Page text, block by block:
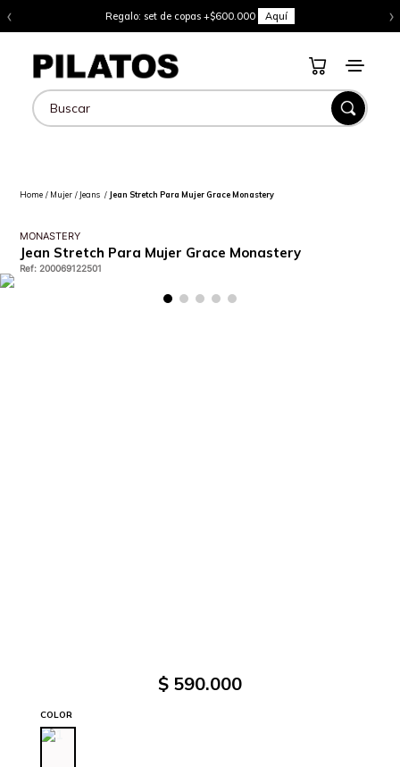
‹ Regalo: set de copas +$600.000 Aquí ›
Buscar
Mujer Jeans Jean Stretch Para Mujer Grace Monastery
MONASTERY
Jean Stretch Para Mujer Grace Monastery
Ref: 200069122501
$ 590.000
COLOR